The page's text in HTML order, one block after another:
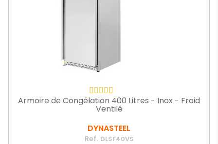
Armoire de Congélation 400 Litres - Inox - Froid
Ventilé
DYNASTEEL
Ref. DLSF40VS